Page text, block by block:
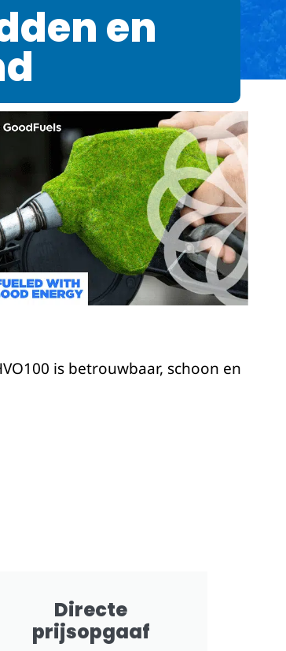
en
is betrouwbaar, schoon en
Directe
prijsopgaaf